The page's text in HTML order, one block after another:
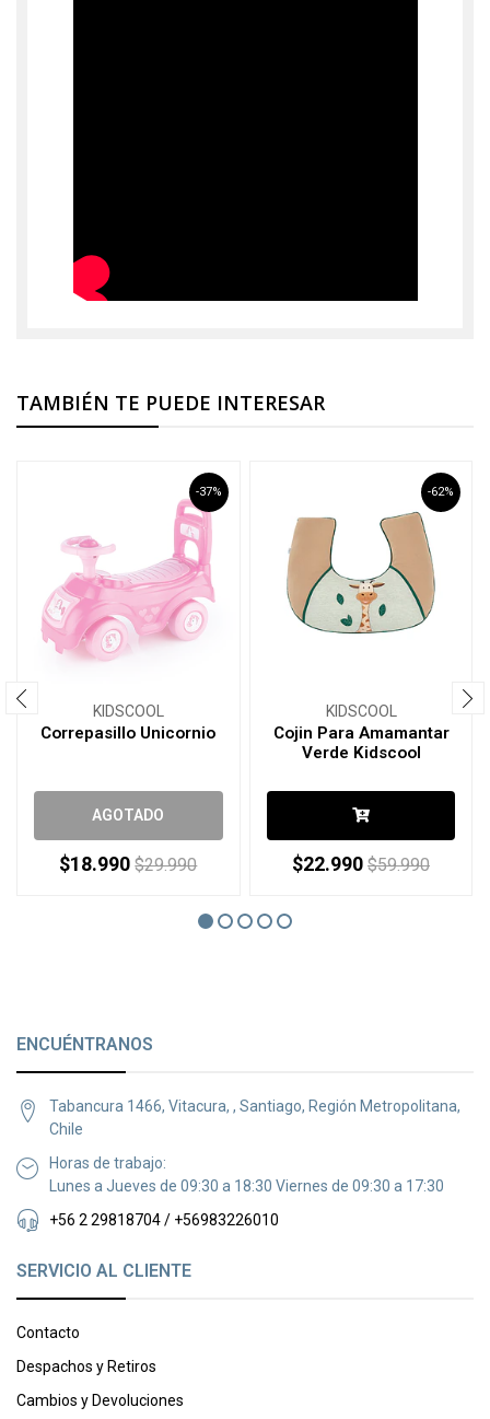
TAMBIÉN TE PUEDE INTERESAR
-37%
KIDSCOOL
Correpasillo Unicornio
AGOTADO
$18.990 $29.990
-62%
KIDSCOOL
Cojin Para Amamantar
Verde Kidscool
$22.990 $59.990
ENCUÉNTRANOS
Tabancura 1466, Vitacura, , Santiago, Región Metropolitana,
Chile
Horas de trabajo:
Lunes a Jueves de 09:30 a 18:30 Viernes de 09:30 a 17:30
+56 2 29818704 / +56983226010
SERVICIO AL CLIENTE
Contacto
Despachos y Retiros
Cambios y Devoluciones